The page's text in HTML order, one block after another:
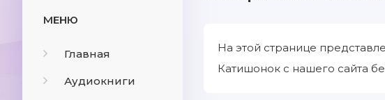
МЕНЮ
Главная
Аудиокниги
На этой странице
Катишонок с нашего сайта